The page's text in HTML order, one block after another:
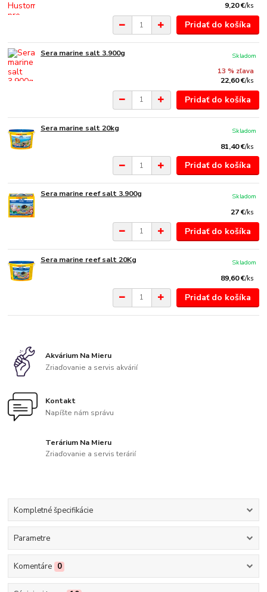
9,20 €/ks
Pridať do košíka
Sera marine salt 3.900g
13 % zľava
22,60 €/ks
Skladom
Pridať do košíka
Sera marine salt 20kg
81,40 €/ks
Skladom
Pridať do košíka
Sera marine reef salt 3.900g
27 €/ks
Skladom
Pridať do košíka
Sera marine reef salt 20Kg
89,60 €/ks
Skladom
Pridať do košíka
Akvárium Na Mieru
Zriaďovanie a servis akvárií
Kontakt
Napíšte nám správu
Terárium Na Mieru
Zriaďovanie a servis terárií
Kompletné špecifikácie
Parametre
Komentáre 0